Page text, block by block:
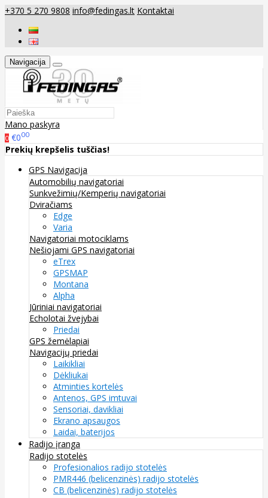
+370 5 270 9808 info@fedingas.lt Kontaktai
Navigacija
Mano paskyra
0 €000
Prekių krepšelis tuščias!
GPS Navigacija
Automobilių navigatoriai
Sunkvežimių/Kemperių navigatoriai
Dviračiams
Edge
Varia
Navigatoriai motociklams
Nešiojami GPS navigatoriai
eTrex
GPSMAP
Montana
Alpha
Jūriniai navigatoriai
Echolotai žvejybai
Priedai
GPS žemėlapiai
Navigacijų priedai
Laikikliai
Dėkliukai
Atminties kortelės
Antenos, GPS imtuvai
Sensoriai, davikliai
Ekrano apsaugos
Laidai, baterijos
Radijo įranga
Radijo stotelės
Profesionalios radijo stotelės
PMR446 (belicenzinės) radijo stotelės
CB (belicenzinės) radijo stotelės